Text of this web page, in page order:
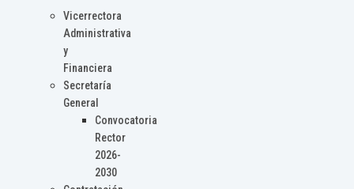
Vicerrectora
Administrativa
y
Financiera
Secretaría
General
Convocatoria
Rector
2026-
2030